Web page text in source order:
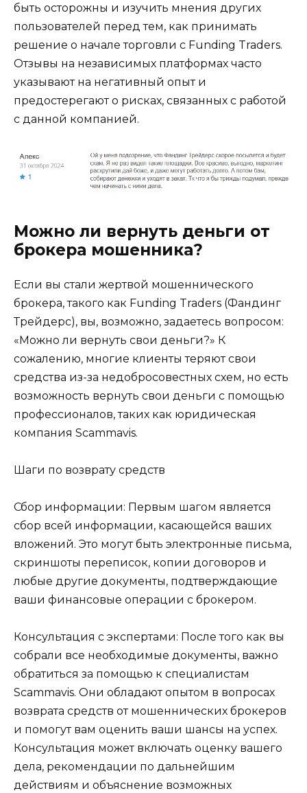
быть осторожны и изучить мнения других
пользователей перед тем, как принимать
решение о начале торговли с Funding Traders.
Отзывы на независимых платформах часто
указывают на негативный опыт и
предостерегают о рисках, связанных с работой
с данной компанией.
Можно ли вернуть деньги от
брокера мошенника?
Если вы стали жертвой мошеннического
брокера, такого как Funding Traders (Фандинг
Трейдерс), вы, возможно, задаетесь вопросом:
«Можно ли вернуть свои деньги?» К
сожалению, многие клиенты теряют свои
средства из-за недобросовестных схем, но есть
возможность вернуть свои деньги с помощью
профессионалов, таких как юридическая
компания Scammavis.
Шаги по возврату средств
Сбор информации: Первым шагом является
сбор всей информации, касающейся ваших
вложений. Это могут быть электронные письма,
скриншоты переписок, копии договоров и
любые другие документы, подтверждающие
ваши финансовые операции с брокером.
Консультация с экспертами: После того как вы
собрали все необходимые документы, важно
обратиться за помощью к специалистам
Scammavis. Они обладают опытом в вопросах
возврата средств от мошеннических брокеров
и помогут вам оценить ваши шансы на успех.
Консультация может включать оценку вашего
дела, рекомендации по дальнейшим
действиям и объяснение возможных